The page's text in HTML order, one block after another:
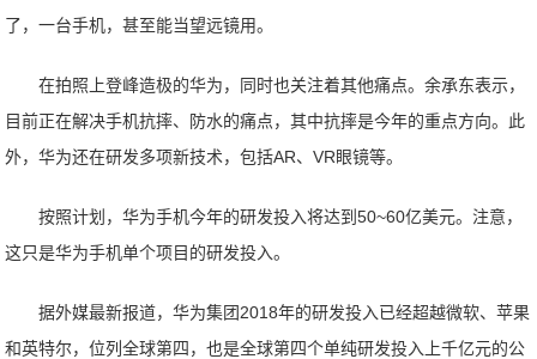
了，一台手机，甚至能当望远镜用。
在拍照上登峰造极的华为，同时也关注着其他痛点。余承东表示，
目前正在解决手机抗摔、防水的痛点，其中抗摔是今年的重点方向。此
外，华为还在研发多项新技术，包括AR、VR眼镜等。
按照计划，华为手机今年的研发投入将达到50~60亿美元。注意，
这只是华为手机单个项目的研发投入。
据外媒最新报道，华为集团2018年的研发投入已经超越微软、苹果
和英特尔，位列全球第四，也是全球第四个单纯研发投入上千亿元的公